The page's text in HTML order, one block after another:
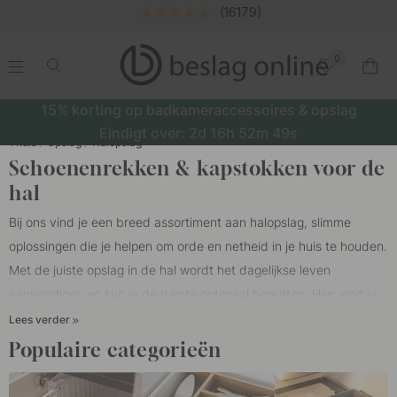
(16179)
.
0
.
15% korting op badkameraccessoires & opslag
Eindigt over: 2d 16h 52m 48s
Thuis Opslag Halopslag
Schoenenrekken & kapstokken voor de
hal
Bij ons vind je een breed assortiment aan halopslag, slimme
oplossingen die je helpen om orde en netheid in je huis te houden.
Met de juiste opslag in de hal wordt het dagelijkse leven
onder andere schoenenrekken, kapstokken en wandplanken die je
hal zowel praktisch als stijlvol maken. Ben je op zoek naar
kastinrichting
om je kledingkast te organiseren? Dan vind je bij
ons alles wat je nodig hebt. Door dingen aan de muur te hangen,
Lees verder
Populaire categorieën